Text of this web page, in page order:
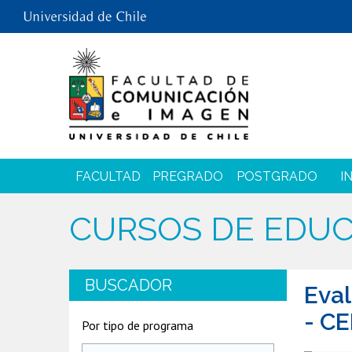
FACULTAD PREGRADO POSTGRADO
CURSOS DE
-
BUSCADOR
Por tipo de programa